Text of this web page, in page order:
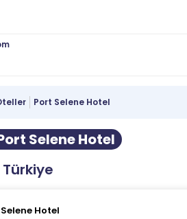
Port Selene Hotel
Selene Hotel